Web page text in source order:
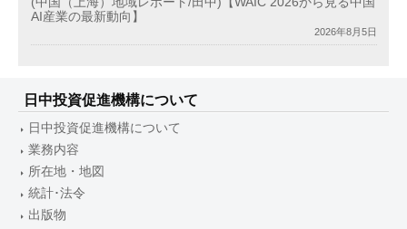
AI産業の最新動向】
2026年8月5日
日中投資促進機構について
日中投資促進機構について
業務内容
所在地・地図
統計･法令
出版物